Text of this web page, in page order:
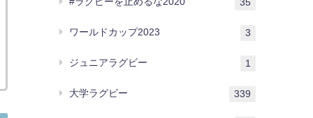
35
ワールドカップ2023 3
ジュニアラグビー 1
大学ラグビー 339